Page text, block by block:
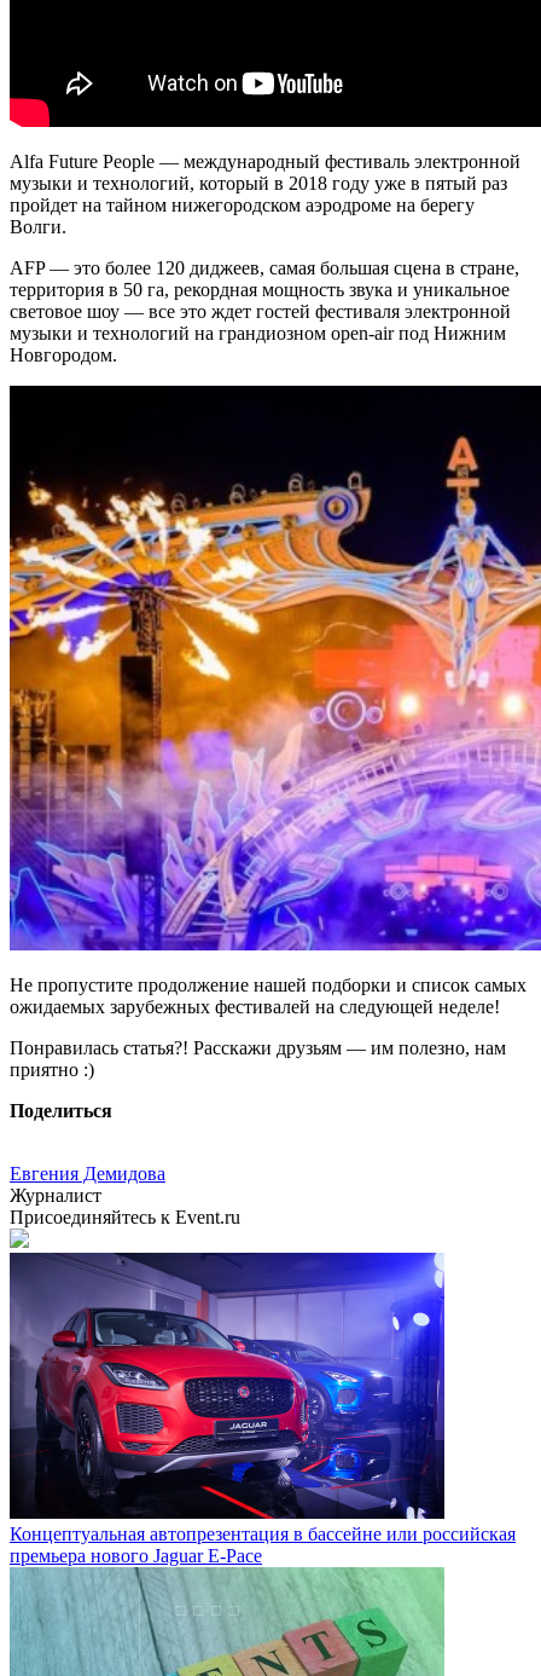
Alfa Future People — международный фестиваль электронной
музыки и технологий, который в 2018 году уже в пятый раз
пройдет на тайном нижегородском аэродроме на берегу
Волги.
AFP — это более 120 диджеев, самая большая сцена в стране,
территория в 50 га, рекордная мощность звука и уникальное
световое шоу — все это ждет гостей фестиваля электронной
музыки и технологий на грандиозном open-air под Нижним
Новгородом.
Не пропустите продолжение нашей подборки и список самых
ожидаемых зарубежных фестивалей на следующей неделе!
Понравилась статья?! Расскажи друзьям — им полезно, нам
приятно :)
Поделиться
Евгения Демидова
Журналист
Присоединяйтесь к Event.ru
Концептуальная автопрезентация в бассейне или российская
премьера нового Jaguar E-Pace